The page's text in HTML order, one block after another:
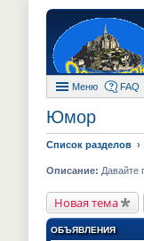
Меню FAQ
Юмор
Список разделов
Описание: Давайте
Новая тема
ОБЪЯВЛЕНИЯ